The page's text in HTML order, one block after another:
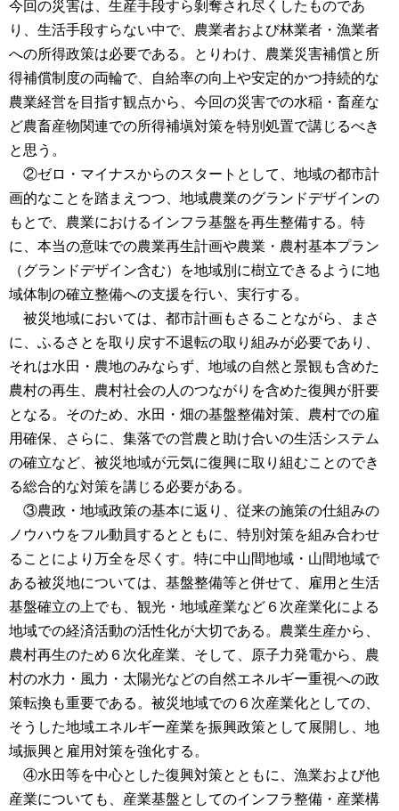
今回の災害は、生産手段すら剝奪され尽くしたものであ
り、生活手段すらない中で、農業者および林業者・漁業者
への所得政策は必要である。とりわけ、農業災害補償と所
得補償制度の両輪で、自給率の向上や安定的かつ持続的な
農業経営を目指す観点から、今回の災害での水稲・畜産な
ど農畜産物関連での所得補塡対策を特別処置で講じるべき
と思う。
②ゼロ・マイナスからのスタートとして、地域の都市計
画的なことを踏まえつつ、地域農業のグランドデザインの
もとで、農業におけるインフラ基盤を再生整備する。特
に、本当の意味での農業再生計画や農業・農村基本プラン
（グランドデザイン含む）を地域別に樹立できるように地
域体制の確立整備への支援を行い、実行する。
被災地域においては、都市計画もさることながら、まさ
に、ふるさとを取り戻す不退転の取り組みが必要であり、
それは水田・農地のみならず、地域の自然と景観も含めた
農村の再生、農村社会の人のつながりを含めた復興が肝要
となる。そのため、水田・畑の基盤整備対策、農村での雇
用確保、さらに、集落での営農と助け合いの生活システム
の確立など、被災地域が元気に復興に取り組むことのでき
る総合的な対策を講じる必要がある。
③農政・地域政策の基本に返り、従来の施策の仕組みの
ノウハウをフル動員するとともに、特別対策を組み合わせ
ることにより万全を尽くす。特に中山間地域・山間地域で
ある被災地については、基盤整備等と併せて、雇用と生活
基盤確立の上でも、観光・地域産業など６次産業化による
地域での経済活動の活性化が大切である。農業生産から、
農村再生のため６次化産業、そして、原子力発電から、農
村の水力・風力・太陽光などの自然エネルギー重視への政
策転換も重要である。被災地域での６次産業化としての、
そうした地域エネルギー産業を振興政策として展開し、地
域振興と雇用対策を強化する。
④水田等を中心とした復興対策とともに、漁業および他
産業についても、産業基盤としてのインフラ整備・産業構